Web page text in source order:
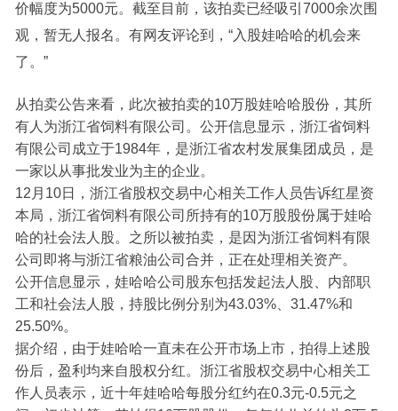
价幅度为5000元。截至目前，该拍卖已经吸引7000余次围
观，暂无人报名。有网友评论到，“入股娃哈哈的机会来
了。”
从拍卖公告来看，此次被拍卖的10万股娃哈哈股份，其所
有人为浙江省饲料有限公司。公开信息显示，浙江省饲料
有限公司成立于1984年，是浙江省农村发展集团成员，是
一家以从事批发业为主的企业。
12月10日，浙江省股权交易中心相关工作人员告诉红星资
本局，浙江省饲料有限公司所持有的10万股股份属于娃哈
哈的社会法人股。之所以被拍卖，是因为浙江省饲料有限
公司即将与浙江省粮油公司合并，正在处理相关资产。
公开信息显示，娃哈哈公司股东包括发起法人股、内部职
工和社会法人股，持股比例分别为43.03%、31.47%和
25.50%。
据介绍，由于娃哈哈一直未在公开市场上市，拍得上述股
份后，盈利均来自股权分红。浙江省股权交易中心相关工
作人员表示，近十年娃哈哈每股分红约在0.3元-0.5元之